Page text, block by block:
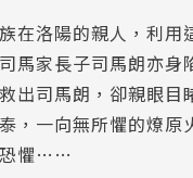
在洛陽的親人，利用
馬家長子司馬朗亦身
出司馬朗，卻親眼目
，一向無所懼的燎原
恐懼……